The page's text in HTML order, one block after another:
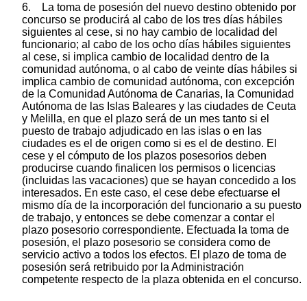
6. La toma de posesión del nuevo destino obtenido por
concurso se producirá al cabo de los tres días hábiles
siguientes al cese, si no hay cambio de localidad del
funcionario; al cabo de los ocho días hábiles siguientes
al cese, si implica cambio de localidad dentro de la
comunidad autónoma, o al cabo de veinte días hábiles si
implica cambio de comunidad autónoma, con excepción
de la Comunidad Autónoma de Canarias, la Comunidad
Autónoma de las Islas Baleares y las ciudades de Ceuta
y Melilla, en que el plazo será de un mes tanto si el
puesto de trabajo adjudicado en las islas o en las
ciudades es el de origen como si es el de destino. El
cese y el cómputo de los plazos posesorios deben
producirse cuando finalicen los permisos o licencias
(incluidas las vacaciones) que se hayan concedido a los
interesados. En este caso, el cese debe efectuarse el
mismo día de la incorporación del funcionario a su puesto
de trabajo, y entonces se debe comenzar a contar el
plazo posesorio correspondiente. Efectuada la toma de
posesión, el plazo posesorio se considera como de
servicio activo a todos los efectos. El plazo de toma de
posesión será retribuido por la Administración
competente respecto de la plaza obtenida en el concurso.